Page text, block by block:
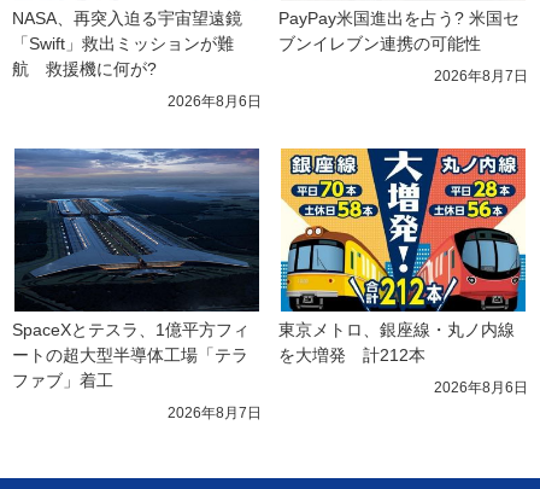
NASA、再突入迫る宇宙望遠鏡
「Swift」救出ミッションが難
航　救援機に何が?
2026年8月6日
PayPay米国進出を占う? 米国セ
ブンイレブン連携の可能性
2026年8月7日
SpaceXとテスラ、1億平方フィ
ートの超大型半導体工場「テラ
ファブ」着工
2026年8月7日
東京メトロ、銀座線・丸ノ内線
を大増発　計212本
2026年8月6日